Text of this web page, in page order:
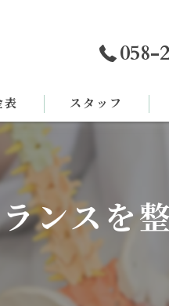
058-
表 スタッフ
ンスを